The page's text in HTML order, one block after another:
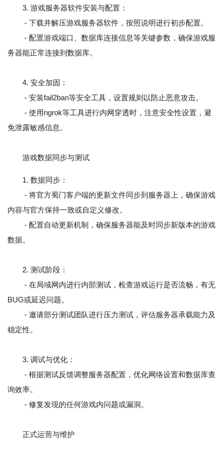
3. 游戏服务器软件安装与配置：
- 下载并解压游戏服务器软件，按照说明进行初步配置。
- 配置游戏端口、数据库连接信息等关键参数，确保游戏服
务器能正常连接到数据库。
4. 安全加固：
- 安装fail2ban等安全工具，设置规则以防止恶意攻击。
- 使用ngrok等工具进行内网穿透时，注意安全性设置，避
免泄露敏感信息。
游戏数据同步与测试
1. 数据同步：
- 将官方蜀门客户端的更新文件同步到服务器上，确保游戏
内容与官方保持一致或自定义修改。
- 配置自动更新机制，确保服务器能及时同步新版本的游戏
数据。
2. 测试阶段：
- 在局域网内进行内部测试，检查游戏运行是否流畅，有无
BUG或延迟问题。
- 邀请部分测试团队进行压力测试，评估服务器承载能力及
稳定性。
3. 调试与优化：
- 根据测试反馈调整服务器配置，优化网络设置和数据库查
询效率。
- 修复发现的任何游戏内问题或漏洞。
正式运营与维护